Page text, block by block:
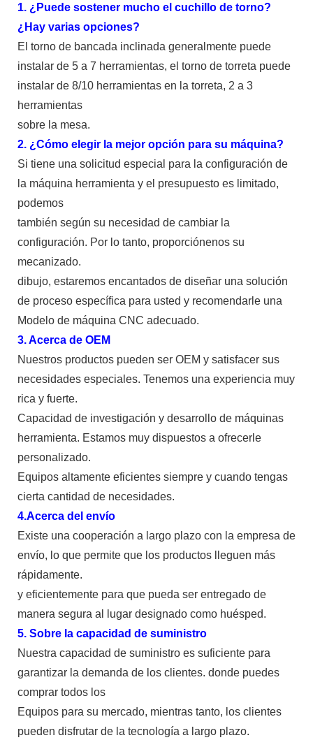
1. ¿Puede sostener mucho el cuchillo de torno?
¿Hay varias opciones?
El torno de bancada inclinada generalmente puede
instalar de 5 a 7 herramientas, el torno de torreta puede
instalar de 8/10 herramientas en la torreta, 2 a 3
herramientas
sobre la mesa.
2. ¿Cómo elegir la mejor opción para su máquina?
Si tiene una solicitud especial para la configuración de
la máquina herramienta y el presupuesto es limitado,
podemos
también según su necesidad de cambiar la
configuración. Por lo tanto, proporciónenos su
mecanizado.
dibujo, estaremos encantados de diseñar una solución
de proceso específica para usted y recomendarle una
Modelo de máquina CNC adecuado.
3. Acerca de OEM
Nuestros productos pueden ser OEM y satisfacer sus
necesidades especiales. Tenemos una experiencia muy
rica y fuerte.
Capacidad de investigación y desarrollo de máquinas
herramienta. Estamos muy dispuestos a ofrecerle
personalizado.
Equipos altamente eficientes siempre y cuando tengas
cierta cantidad de necesidades.
4.Acerca del envío
Existe una cooperación a largo plazo con la empresa de
envío, lo que permite que los productos lleguen más
rápidamente.
y eficientemente para que pueda ser entregado de
manera segura al lugar designado como huésped.
5. Sobre la capacidad de suministro
Nuestra capacidad de suministro es suficiente para
garantizar la demanda de los clientes. donde puedes
comprar todos los
Equipos para su mercado, mientras tanto, los clientes
pueden disfrutar de la tecnología a largo plazo.